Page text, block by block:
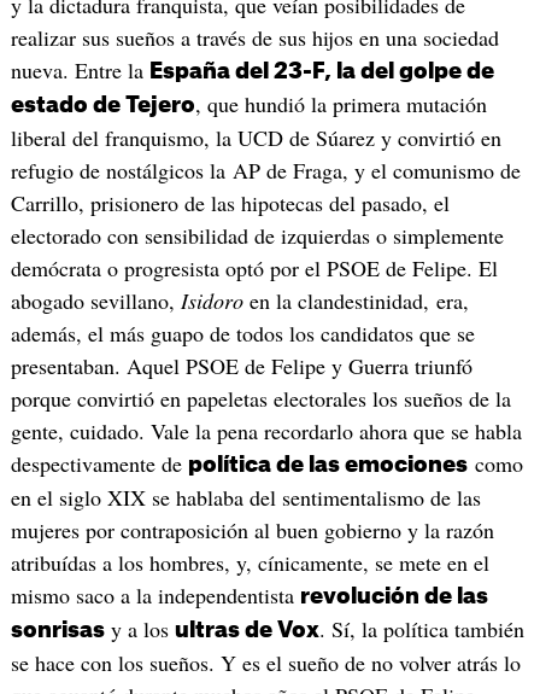
realizar sus sueños a través de sus hijos en una sociedad
nueva. Entre la España del 23-F, la del golpe de
estado de Tejero, que hundió la primera mutación
liberal del franquismo, la UCD de Súarez y convirtió en
refugio de nostálgicos la AP de Fraga, y el comunismo de
Carrillo, prisionero de las hipotecas del pasado, el
electorado con sensibilidad de izquierdas o simplemente
demócrata o progresista optó por el PSOE de Felipe. El
abogado sevillano, Isidoroen la clandestinidad, era,
además, el más guapo de todos los candidatos que se
presentaban. Aquel PSOE de Felipe y Guerra triunfó
porque convirtió en papeletas electorales los sueños de la
gente, cuidado. Vale la pena recordarlo ahora que se habla
despectivamente de política de las emocionescomo
en el siglo XIX se hablaba del sentimentalismo de las
mujeres por contraposición al buen gobierno y la razón
atribuídas a los hombres, y, cínicamente, se mete en el
mismo saco a la independentista revolución de las
sonrisasy a los ultras de Vox. Sí, la política también
se hace con los sueños. Y es el sueño de no volver atrás lo